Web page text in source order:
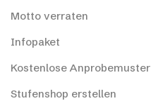
Motto verraten
Infopaket
Kostenlose Anprobemuster
Stufenshop erstellen